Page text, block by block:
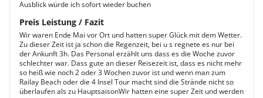
Ausblick würde ich sofort wieder buchen
Preis Leistung / Fazit
Wir waren Ende Mai vor Ort und hatten super Glück mit dem Wetter.
Zu dieser Zeit ist ja schon die Regenzeit, bei u s regnete es nur bei
der Ankunft 3h. Das Personal erzählt uns dass es die Woche zuvor
schlechter war. Dass gute an dieser Reisezeit ist, dass es nicht mehr
so heiß wie noch 2 oder 3 Wochen zuvor ist und wenn man zum
Railay Beach oder die 4 Insel Tour macht sind die Strände nicht so
überlaufen als zu HauptsaisonWir hatten eine super Zeit und werden